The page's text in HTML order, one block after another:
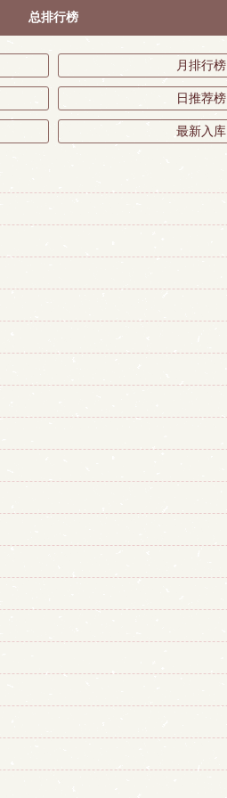
总排行榜
月排行榜
日推荐榜
最新入库